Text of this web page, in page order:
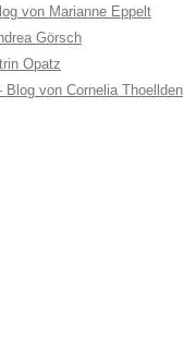
von Marianne Eppelt
Görsch
Opatz
von Cornelia Thoellden